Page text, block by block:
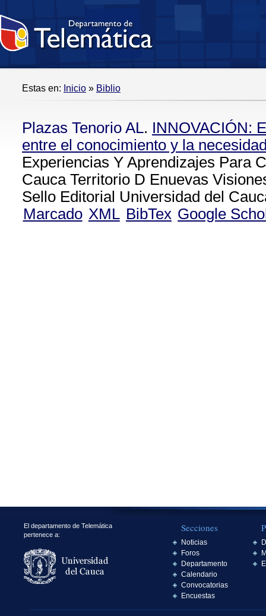
Estas en: Inicio » Biblio
Plazas Tenorio AL. INNOVACIÓN:
entre el conocimiento y la
Experiencias Y Aprendizajes Para
Cauca Territorio D Enuevas
Sello Editorial Universidad del
Marcado XML BibTex Google
El departamento de Telemática
pertenece a:
Secciones
Noticias
Foros
Departamento
Calendario
Convocatorias
Encuestas